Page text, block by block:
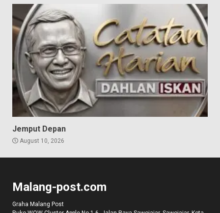
Jemput Depan
August 10, 2026
Malang-post.com
Graha Malang Post